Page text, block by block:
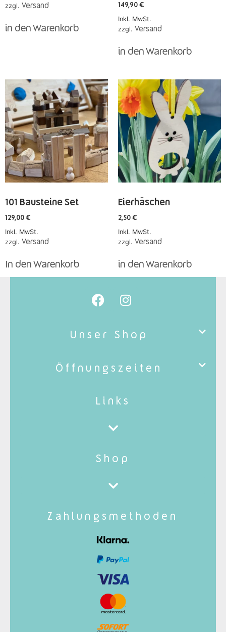
zzgl. Versand
in den Warenkorb
149,90 €
Inkl. MwSt.
zzgl. Versand
in den Warenkorb
101 Bausteine Set
129,00 €
Inkl. MwSt.
zzgl. Versand
In den Warenkorb
Eierhäschen
2,50 €
Inkl. MwSt.
zzgl. Versand
in den Warenkorb
Unser Shop
Öffnungszeiten
Links
Shop
Zahlungsmethoden